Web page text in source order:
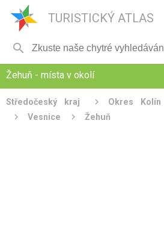
TURISTICKÝ ATLAS

Žehuň - místa v okolí
Středočeský kraj Okres Kolín
Vesnice
Žehuň